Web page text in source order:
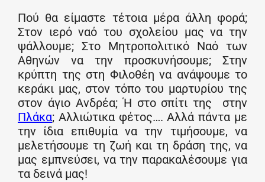
Πού θα είμαστε τέτοια μέρα άλλη φορά;
Στον ιερό ναό του σχολείου μας να την
ψάλλουμε; Στο Μητροπολιτικό Ναό των
Αθηνών να την προσκυνήσουμε; Στην
κρύπτη της στη Φιλοθέη να ανάψουμε το
κεράκι μας, στον τόπο του μαρτυρίου της
στον άγιο Ανδρέα; Ή στο σπίτι της στην
Πλάκα; Αλλιώτικα φέτος…. Αλλά πάντα με
την ίδια επιθυμία να την τιμήσουμε, να
μελετήσουμε τη ζωή και τη δράση της, να
μας εμπνεύσει, να την παρακαλέσουμε για
τα δεινά μας!